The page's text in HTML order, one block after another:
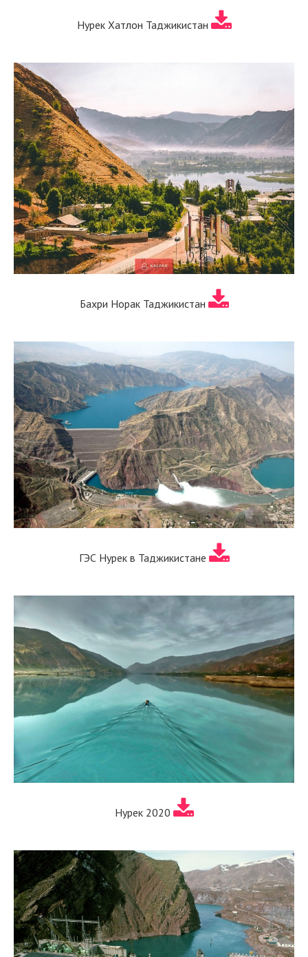
Нурек Хатлон Таджикистан
Бахри Норак Таджикистан
ГЭС Нурек в Таджикистане
Нурек 2020